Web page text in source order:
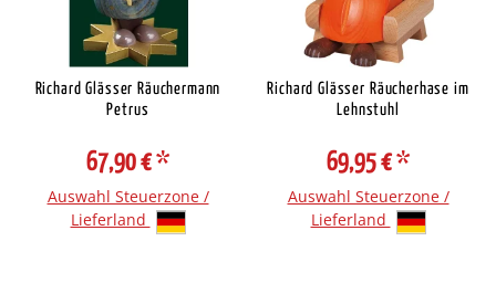
Richard Glässer Räuchermann
Petrus
67,90 €*
Auswahl Steuerzone /
Lieferland
Richard Glässer Räucherhase im
Lehnstuhl
69,95 €*
Auswahl Steuerzone /
Lieferland